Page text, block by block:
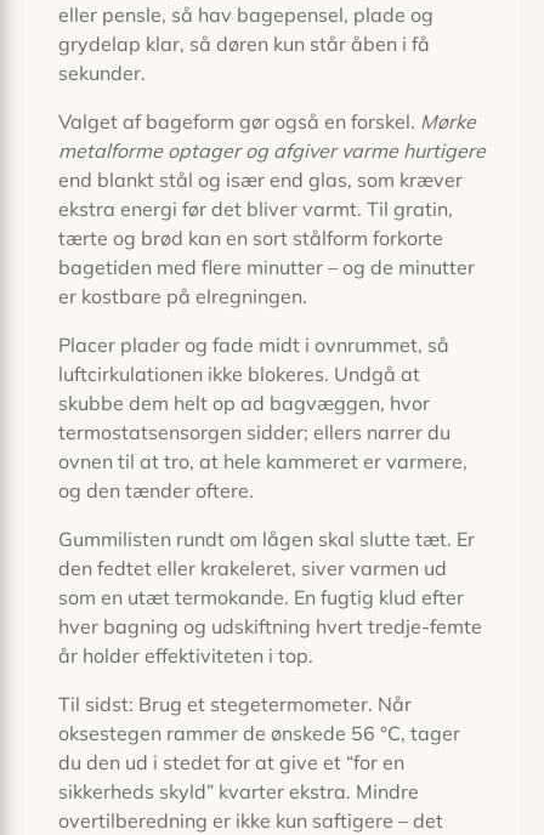
eller pensle, så hav bagepensel, plade og
grydelap klar, så døren kun står åben i få
sekunder.
Valget af bageform gør også en forskel. Mørke
metalforme optager og afgiver varme hurtigere
end blankt stål og især end glas, som kræver
ekstra energi før det bliver varmt. Til gratin,
tærte og brød kan en sort stålform forkorte
bagetiden med flere minutter – og de minutter
er kostbare på elregningen.
Placer plader og fade midt i ovnrummet, så
luftcirkulationen ikke blokeres. Undgå at
skubbe dem helt op ad bagvæggen, hvor
termostatsensorgen sidder; ellers narrer du
ovnen til at tro, at hele kammeret er varmere,
og den tænder oftere.
Gummilisten rundt om lågen skal slutte tæt. Er
den fedtet eller krakeleret, siver varmen ud
som en utæt termokande. En fugtig klud efter
hver bagning og udskiftning hvert tredje-femte
år holder effektiviteten i top.
Til sidst: Brug et stegetermometer. Når
oksestegen rammer de ønskede 56 °C, tager
du den ud i stedet for at give et “for en
sikkerheds skyld” kvarter ekstra. Mindre
overtilberedning er ikke kun saftigere – det